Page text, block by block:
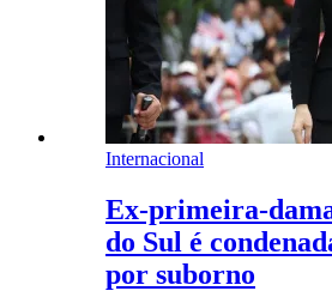
Internacional
Ex-primeira-
do Sul é
por suborno